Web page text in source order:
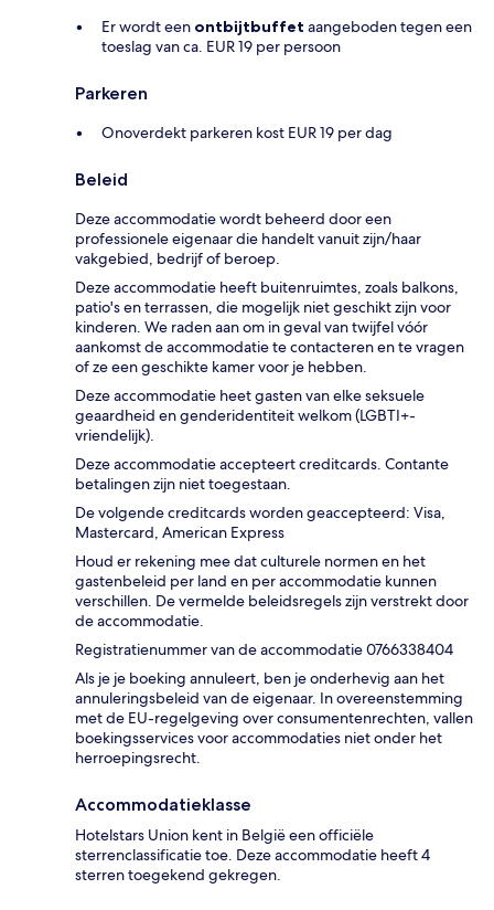
Er wordt een ontbijtbuffet aangeboden tegen een
toeslag van ca. EUR 19 per persoon
Parkeren
Onoverdekt parkeren kost EUR 19 per dag
Beleid
Deze accommodatie wordt beheerd door een
professionele eigenaar die handelt vanuit zijn/haar
vakgebied, bedrijf of beroep.
Deze accommodatie heeft buitenruimtes, zoals balkons,
patio's en terrassen, die mogelijk niet geschikt zijn voor
kinderen. We raden aan om in geval van twijfel vóór
aankomst de accommodatie te contacteren en te vragen
of ze een geschikte kamer voor je hebben.
Deze accommodatie heet gasten van elke seksuele
geaardheid en genderidentiteit welkom (LGBTI+-
vriendelijk).
Deze accommodatie accepteert creditcards. Contante
betalingen zijn niet toegestaan.
De volgende creditcards worden geaccepteerd: Visa,
Mastercard, American Express
Houd er rekening mee dat culturele normen en het
gastenbeleid per land en per accommodatie kunnen
verschillen. De vermelde beleidsregels zijn verstrekt door
de accommodatie.
Registratienummer van de accommodatie 0766338404
Als je je boeking annuleert, ben je onderhevig aan het
annuleringsbeleid van de eigenaar. In overeenstemming
met de EU-regelgeving over consumentenrechten, vallen
boekingsservices voor accommodaties niet onder het
herroepingsrecht.
Accommodatieklasse
Hotelstars Union kent in België een officiële
sterrenclassificatie toe. Deze accommodatie heeft 4
sterren toegekend gekregen.